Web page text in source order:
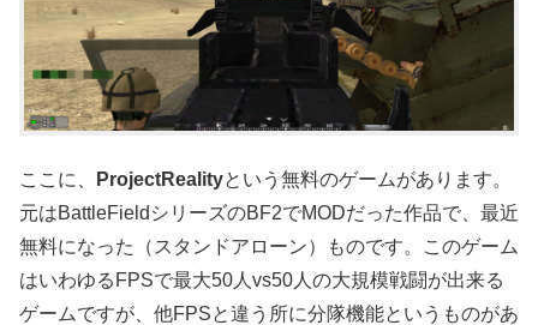
ここに、 ProjectRealityという無料のゲームがあります。
元はBattleFieldシリーズのBF2でMODだった作品で、最近
無料になった（スタンドアローン）ものです。このゲーム
はいわゆるFPSで最大50人vs50人の大規模戦闘が出来る
ゲームですが、他FPSと違う所に分隊機能というものがあ